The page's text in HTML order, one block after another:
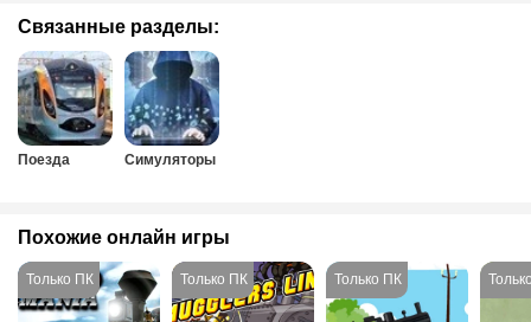
Связанные разделы:
Поезда Симуляторы
Похожие онлайн игры